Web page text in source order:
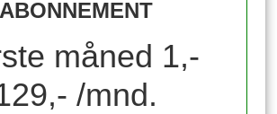
ABONNEMENT
måned 1,-
/mnd.